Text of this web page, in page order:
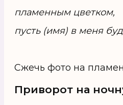
пламенным цветком,
пусть (имя) в меня
Сжечь фото на
Приворот на